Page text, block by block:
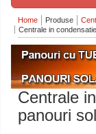
Home Produse
Centrale in
Centrale
panouri